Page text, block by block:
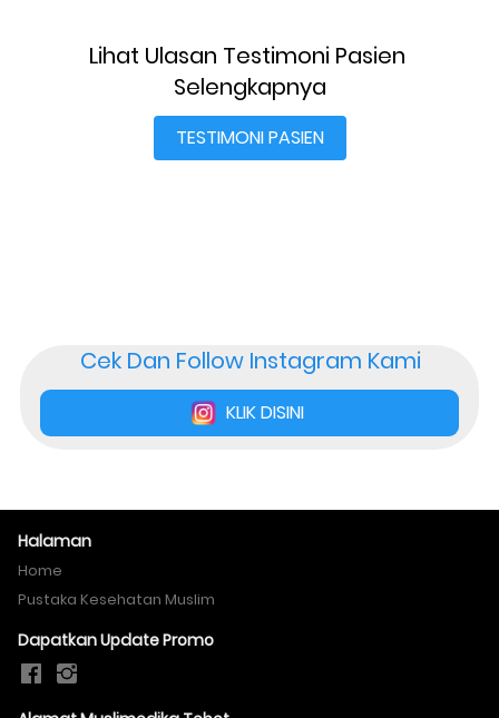
Lihat Ulasan Testimoni Pasien
Selengkapnya
`TESTIMONI PASIEN
Cek Dan Follow Instagram Kami
` KLIK DISINI
Halaman
Home
Pustaka Kesehatan Muslim
Dapatkan Update Promo